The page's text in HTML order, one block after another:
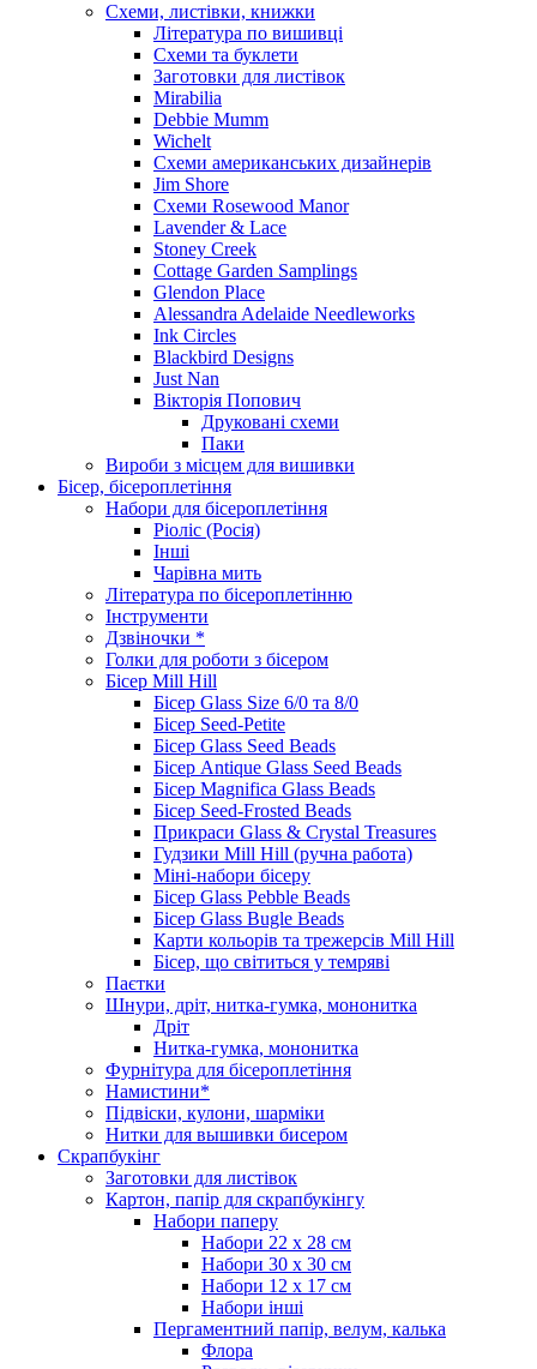
Схеми, листівки, книжки
Література по вишивці
Схеми та буклети
Заготовки для листівок
Mirabilia
Debbie Mumm
Wichelt
Схеми американських дизайнерів
Jim Shore
Cхеми Rosewood Manor
Lavender & Lace
Stoney Creek
Cottage Garden Samplings
Glendon Place
Alessandra Adelaide Needleworks
Ink Circles
Blackbird Designs
Just Nan
Вікторія Попович
Друковані схеми
Паки
Вироби з місцем для вишивки
Бісер, бісероплетіння
Набори для бісероплетіння
Ріоліс (Росія)
Інші
Чарівна мить
Література по бісероплетінню
Інструменти
Дзвіночки *
Голки для роботи з бісером
Бісер Mill Hill
Бісер Glass Size 6/0 та 8/0
Бісер Seed-Petite
Бісер Glass Seed Beads
Бісер Antique Glass Seed Beads
Бісер Magnifica Glass Beads
Бісер Seed-Frosted Beads
Прикраси Glass & Crystal Treasures
Гудзики Mill Hill (ручна работа)
Міні-набори бісеру
Бісер Glass Pebble Beads
Бісер Glass Bugle Beads
Карти кольорів та трежерсів Mill Hill
Бісер, що світиться у темряві
Паєтки
Шнури, дріт, нитка-гумка, мононитка
Дріт
Нитка-гумка, мононитка
Фурнітура для бісероплетіння
Намистини*
Підвіски, кулони, шарміки
Нитки для вышивки бисером
Скрапбукінг
Заготовки для листівок
Картон, папір для скрапбукінгу
Набори паперу
Набори 22 х 28 см
Набори 30 х 30 см
Набори 12 х 17 см
Набори інші
Пергаментний папір, велум, калька
Флора